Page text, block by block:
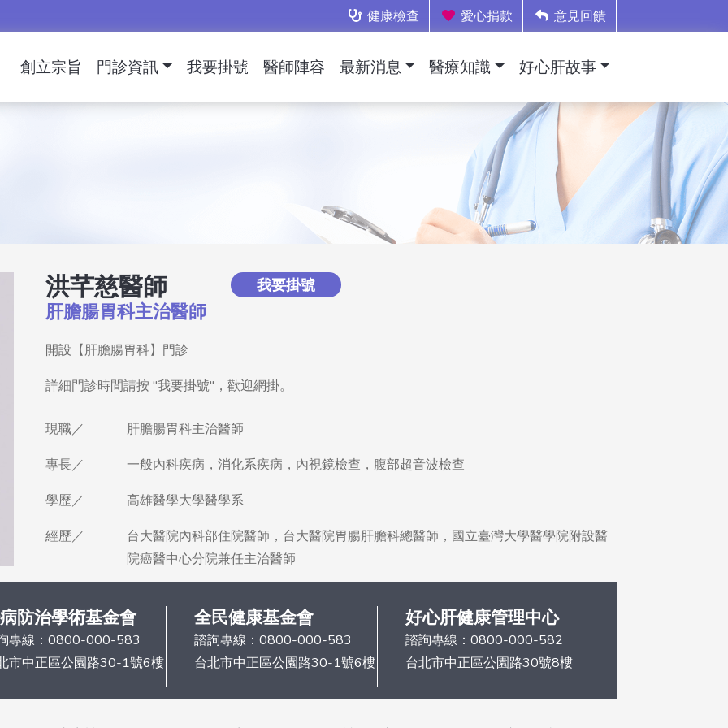
健康檢查 愛心捐款 意見回饋
創立宗旨 門診資訊 我要掛號 醫師陣容 最新消息 醫療知識 好心肝故事
洪芊慈醫師
肝膽腸胃科主治醫師
我要掛號
現職／
肝膽腸胃科主治醫師
專長／
一般內科疾病，消化系疾病，內視鏡檢查，腹部超音波檢查
學歷／
高雄醫學大學醫學系
經歷／
台大醫院內科部住院醫師，台大醫院胃腸肝膽科總醫師，國立臺灣⼤學醫學院附設醫
院癌醫中⼼分院兼任主治醫師
防治學術基金會
專線： 0800-000-583
市中正區公園路30-1號6樓
全民健康基金會
諮詢專線： 0800-000-583
台北市中正區公園路30-1號6樓
好心肝健康管理中心
諮詢專線： 0800-000-582
台北市中正區公園路30號8樓